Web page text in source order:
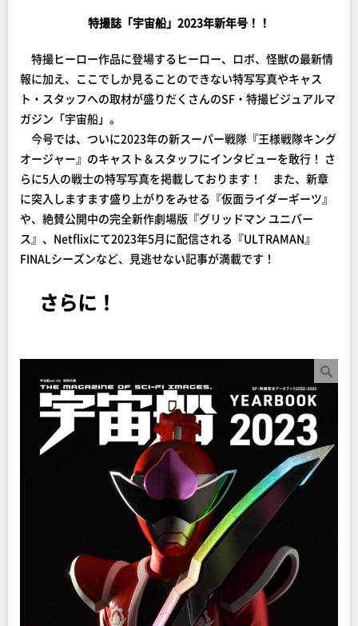
特撮誌「宇宙船」2023年新年号！！
特撮ヒーロー作品に登場するヒーロー、ロボ、怪獣の最新情
報に加え、ここでしか見ることのできない特写写真やキャス
ト・スタッフへの取材が盛りだくさんのSF・特撮ビジュアルマ
ガジン「宇宙船」。
今号では、ついに2023年の新スーパー戦隊『王様戦隊キング
オージャー』のキャスト＆スタッフにインタビューを敢行！ さ
らに5人の戦士の特写写真を掲載しております！ また、新章
に突入しますます盛り上がりをみせる『仮面ライダーギーツ』
や、絶賛公開中の完全新作劇場版『グリッドマン ユニバー
ス』、Netflixにて2023年5月に配信される『ULTRAMAN』
FINALシーズンなど、見逃せない記事が満載です！
さらに！